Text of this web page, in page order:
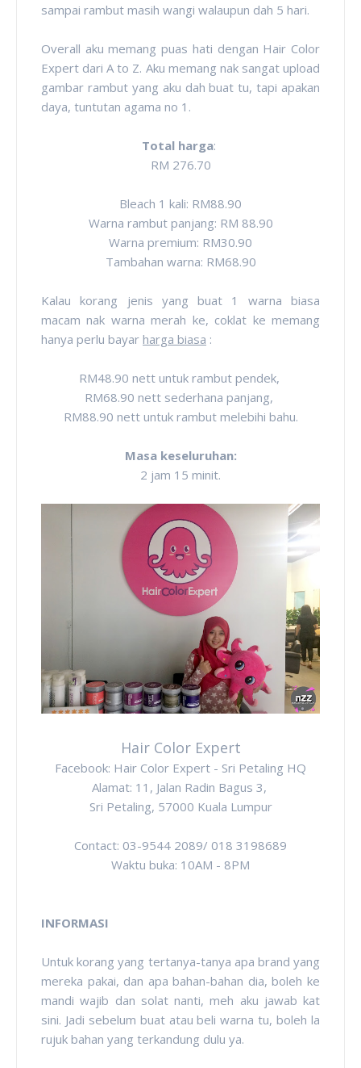
sampai rambut masih wangi walaupun dah 5 hari.
Overall aku memang puas hati dengan Hair Color
Expert dari A to Z. Aku memang nak sangat upload
gambar rambut yang aku dah buat tu, tapi apakan
daya, tuntutan agama no 1.
Total harga:
RM 276.70
Bleach 1 kali: RM88.90
Warna rambut panjang: RM 88.90
Warna premium: RM30.90
Tambahan warna: RM68.90
Kalau korang jenis yang buat 1 warna biasa
macam nak warna merah ke, coklat ke memang
hanya perlu bayar harga biasa :
RM48.90 nett untuk rambut pendek,
RM68.90 nett sederhana panjang,
RM88.90 nett untuk rambut melebihi bahu.
Masa keseluruhan:
2 jam 15 minit.
Hair Color Expert
Facebook: Hair Color Expert - Sri Petaling HQ
Alamat: 11, Jalan Radin Bagus 3,
Sri Petaling, 57000 Kuala Lumpur
Contact: 03-9544 2089/ 018 3198689
Waktu buka: 10AM - 8PM
INFORMASI
Untuk korang yang tertanya-tanya apa brand yang
mereka pakai, dan apa bahan-bahan dia, boleh ke
mandi wajib dan solat nanti, meh aku jawab kat
sini. Jadi sebelum buat atau beli warna tu, boleh la
rujuk bahan yang terkandung dulu ya.